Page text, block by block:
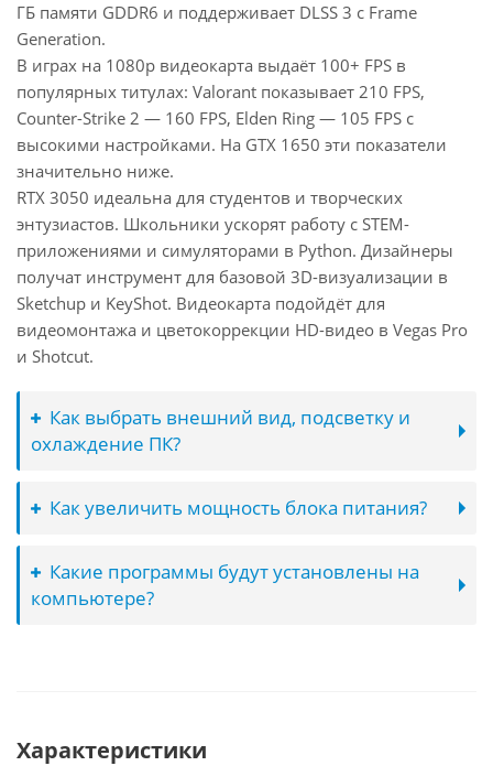
ГБ памяти GDDR6 и поддерживает DLSS 3 с Frame
Generation.
В играх на 1080p видеокарта выдаёт 100+ FPS в
популярных титулах: Valorant показывает 210 FPS,
Counter-Strike 2 — 160 FPS, Elden Ring — 105 FPS с
высокими настройками. На GTX 1650 эти показатели
значительно ниже.
RTX 3050 идеальна для студентов и творческих
энтузиастов. Школьники ускорят работу с STEM-
приложениями и симуляторами в Python. Дизайнеры
получат инструмент для базовой 3D-визуализации в
Sketchup и KeyShot. Видеокарта подойдёт для
видеомонтажа и цветокоррекции HD-видео в Vegas Pro
и Shotcut.
Как выбрать внешний вид, подсветку и
охлаждение ПК?
Как увеличить мощность блока питания?
Какие программы будут установлены на
компьютере?
Характеристики